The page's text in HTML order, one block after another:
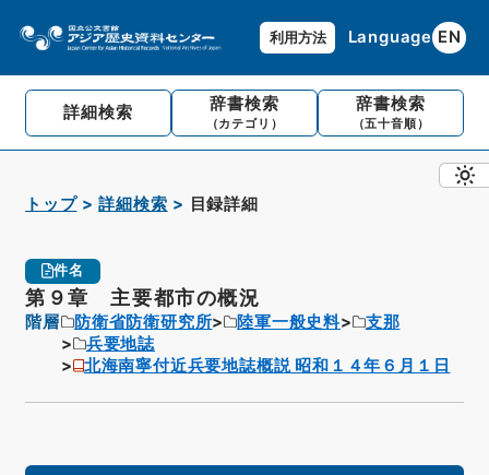
利用方法 Language EN
詳細検索 辞書検索
（カテゴリ）
辞書検索
（五十音順）
トップ 詳細検索 目録詳細
件名
第９章 主要都市の概況
階層 防衛省防衛研究所 陸軍一般史料
支那
兵要地誌
北海南寧付近兵要地誌概説 昭和１４年６月１日